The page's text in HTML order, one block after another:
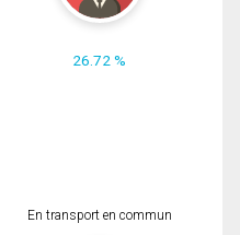
26.72 %
En transport en commun